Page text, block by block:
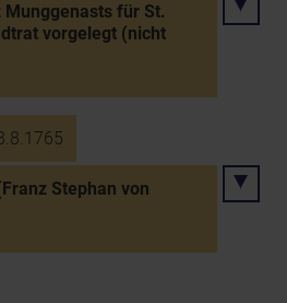
Munggenasts für St.
vorgelegt (nicht
Stephan von